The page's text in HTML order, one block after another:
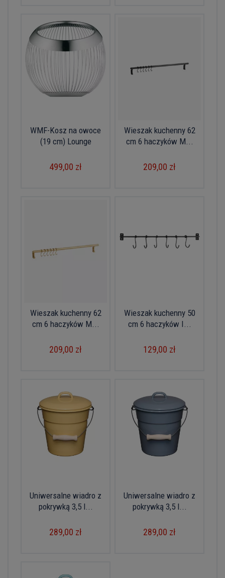
WMF-Kosz na owoce
(19 cm) Lounge
499,00 zł
Wieszak kuchenny 62
cm 6 haczyków M...
209,00 zł
Wieszak kuchenny 62
cm 6 haczyków M...
209,00 zł
Wieszak kuchenny 50
cm 6 haczyków I...
129,00 zł
Uniwersalne wiadro z
pokrywką 3,5 l...
289,00 zł
Uniwersalne wiadro z
pokrywką 3,5 l...
289,00 zł